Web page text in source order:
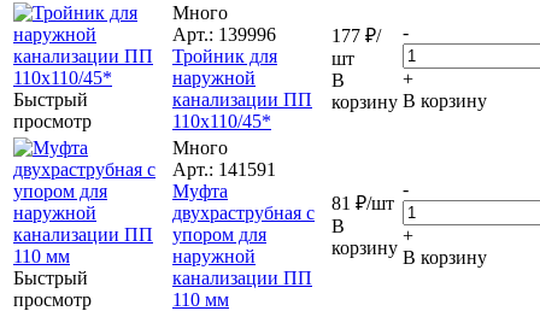
Быстрый
просмотр
Много
Арт.: 139996
Тройник для
наружной
канализации ПП
110x110/45*
177 ₽/
шт
В
корзину
-
+
В корзину
Быстрый
просмотр
Много
Арт.: 141591
Муфта
двухраструбная с
упором для
наружной
канализации ПП
110 мм
81 ₽/шт
В
корзину
-
+
В корзину